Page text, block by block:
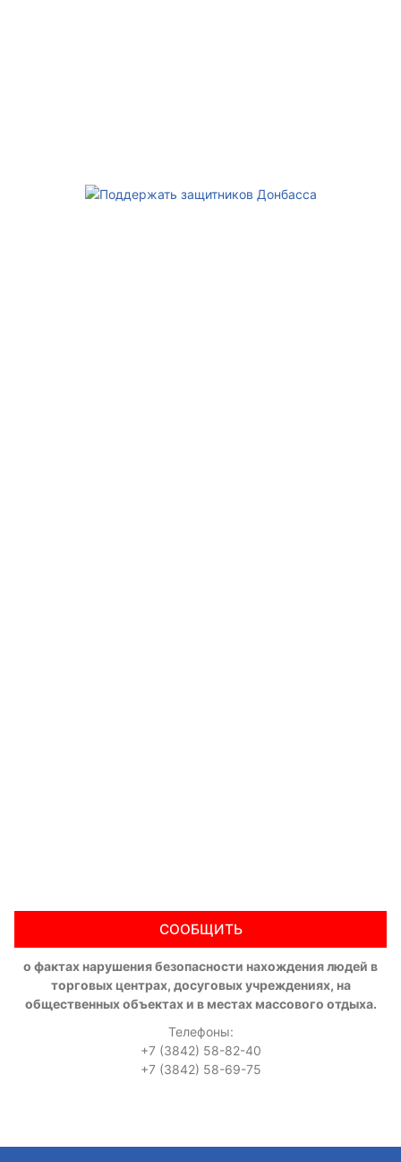
СООБЩИТЬ
о фактах нарушения безопасности нахождения людей в
торговых центрах, досуговых учреждениях, на
общественных объектах и в местах массового отдыха.
Телефоны:
+7 (3842) 58-82-40
+7 (3842) 58-69-75